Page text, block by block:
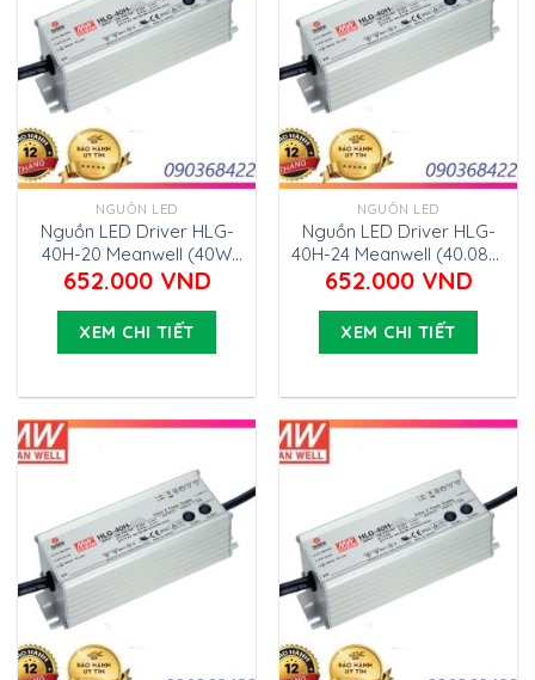
NGUỒN LED
Nguồn LED Driver HLG-
40H-20 Meanwell (40W
20V 2A)
652.000 VND
XEM CHI TIẾT
NGUỒN LED
Nguồn LED Driver HLG-
40H-24 Meanwell (40.08W
24V 1.67A)
652.000 VND
XEM CHI TIẾT